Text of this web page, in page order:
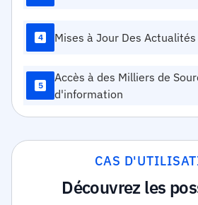
4 Mises à Jour Des Actualités
5
Accès à des Milliers de
d'information
CAS
Découvrez les